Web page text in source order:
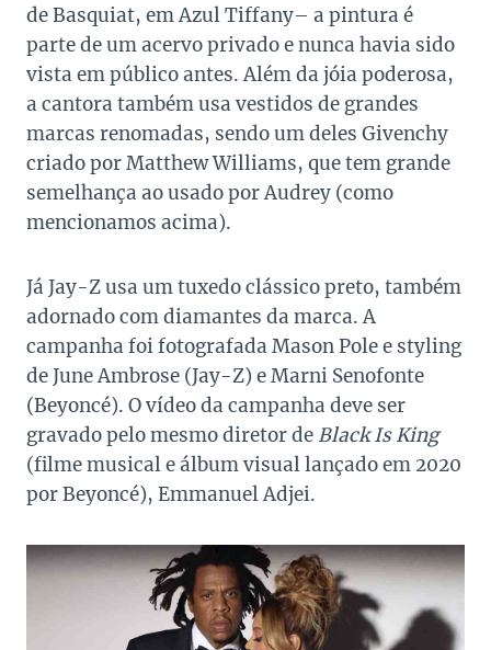
de Basquiat, em Azul Tiffany– a pintura é
parte de um acervo privado e nunca havia sido
vista em público antes. Além da jóia poderosa,
a cantora também usa vestidos de grandes
marcas renomadas, sendo um deles Givenchy
criado por Matthew Williams, que tem grande
semelhança ao usado por Audrey (como
mencionamos acima).
Já Jay-Z usa um tuxedo clássico preto, também
adornado com diamantes da marca. A
campanha foi fotografada Mason Pole e styling
de June Ambrose (Jay-Z) e Marni Senofonte
(Beyoncé). O vídeo da campanha deve ser
gravado pelo mesmo diretor de Black Is King
(filme musical e álbum visual lançado em 2020
por Beyoncé), Emmanuel Adjei.